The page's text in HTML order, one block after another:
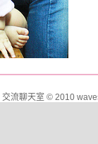
交流聊天室 © 2010